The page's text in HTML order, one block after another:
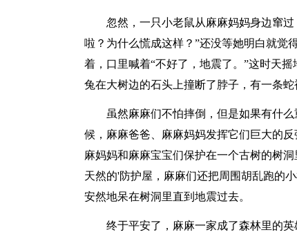
忽然，一只小老鼠从麻麻妈妈身边窜
啦？为什么慌成这样？”还没等她明白就觉
着，口里喊着“不好了，地震了。”这时天
兔在大树边的石头上撞断了脖子，有一条
虽然麻麻们不怕摔倒，但是如果有什
候，麻麻爸爸、麻麻妈妈发挥它们巨大的
麻妈妈和麻麻宝宝们保护在一个古树的树
天然的'防护屋，麻麻们还把周围胡乱跑的
安然地呆在树洞里直到地震过去。
终于平安了，麻麻一家成了森林里的英